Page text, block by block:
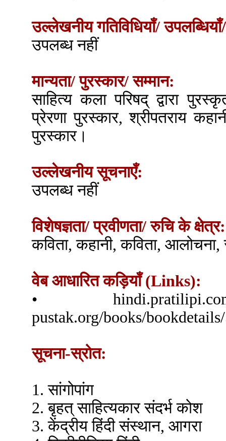
उल्लेखनीय गतिविधियाँ/ उपलब्धियाँ/
उपलब्ध नहीं
मान्यता/ पुरस्कार/ सम्मान:
साहित्य कला परिषद् द्वारा
प्रेरणा पुरस्कार, श्रीपतराय
पुरस्कार।
उल्लेखनीय सूचनाएँ:
उपलब्ध नहीं
विशेषज्ञता/ प्रवीणता/ रुचि के क्षेत्र:
कविता, कहानी, कविता,
वेब आधारित कड़ियाँ (Links):
•
pustak.org/books/
सूचना-स्रोत:
1. सांगोपांग
2. बृहत् साहित्यकार संदर्भ कोश
3. केंद्रीय हिंदी संस्थान, आगरा